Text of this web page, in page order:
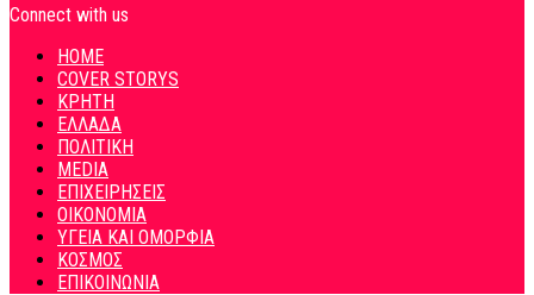
Connect with us
HOME
COVER STORYS
ΚΡΗΤΗ
ΕΛΛΑΔΑ
ΠΟΛΙΤΙΚΗ
MEDIA
ΕΠΙΧΕΙΡΗΣΕΙΣ
ΟΙΚΟΝΟΜΙΑ
ΥΓΕΙΑ ΚΑΙ ΟΜΟΡΦΙΑ
ΚΟΣΜΟΣ
ΕΠΙΚΟΙΝΩΝΙΑ